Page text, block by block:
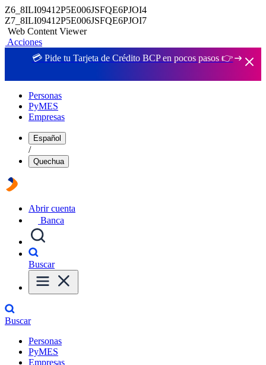
Z6_8ILI09412P5E006JSFQE6PJOI4
Z7_8ILI09412P5E006JSFQE6PJOI7
Web Content Viewer
Acciones
💳 Pide tu Tarjeta de Crédito BCP en pocos pasos 👉
Personas
PyMES
Empresas
Español
/
Quechua
Abrir cuenta
Banca
Buscar
Buscar
Personas
PyMES
Empresas